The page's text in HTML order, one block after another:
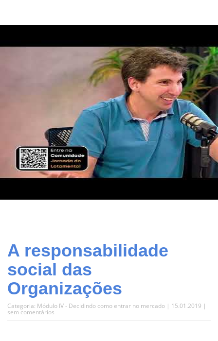
A responsabilidade
social das
Organizações
Categoria: Módulo IV - Decidindo como entrar no mercado | 15.01.2019 |
sem comentários